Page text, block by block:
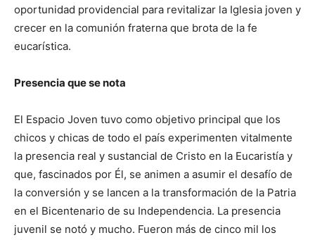
oportunidad providencial para revitalizar la Iglesia joven y
crecer en la comunión fraterna que brota de la fe
eucarística.
Presencia que se nota
El Espacio Joven tuvo como objetivo principal que los
chicos y chicas de todo el país experimenten vitalmente
la presencia real y sustancial de Cristo en la Eucaristía y
que, fascinados por Él, se animen a asumir el desafío de
la conversión y se lancen a la transformación de la Patria
en el Bicentenario de su Independencia. La presencia
juvenil se notó y mucho. Fueron más de cinco mil los